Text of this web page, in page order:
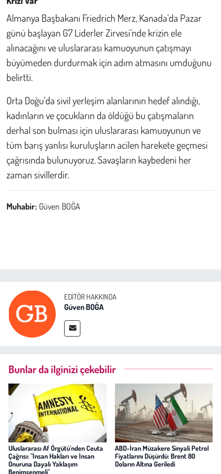
Almanya Başbakanı Friedrich Merz, Kanada’da Pazar
günü başlayan G7 Liderler Zirvesi’nde krizin ele
alınacağını ve uluslararası kamuoyunun çatışmayı
büyümeden durdurmak için adım atmasını umduğunu
belirtti.
Orta Doğu’da sivil yerleşim alanlarının hedef alındığı,
kadınların ve çocukların da öldüğü bu çatışmaların
derhal son bulması için uluslararası kamuoyunun ve
tüm barış yanlısı kuruluşların acilen harekete geçmesi
çağrısında bulunuyoruz. Savaşların kaybedeni her
zaman sivillerdir.
Muhabir: Güven BOĞA
EDITÖR HAKKINDA
Güven BOĞA
Bunlar da ilginizi çekebilir
Uluslararası Af Örgütü'nden Ceuta
Çağrısı: "İnsan Hakları ve İnsan
Onuruna Dayalı Yaklaşım
Benimsenmeli"
ABD-İran Müzakere Sinyali Petrol
Fiyatlarını Düşürdü: Brent 80
Doların Altına Geriledi